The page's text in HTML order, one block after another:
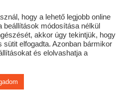
áruhitel 0 % THM-el 10 hónapra!
ajándékba adunk egy fűrészláncot!
ide kattintva!
– ÉPÍTŐIPARI GÉP WEBSHOP
hogy a lehető legjobb online
beállítások módosítása nélkül
akkor úgy tekintjük, hogy
elfogadta. Azonban bármikor
és elolvashatja a